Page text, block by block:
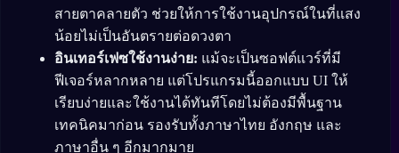
สายตาคลายตัว ช่วยให้การใช้งานอุปกรณ์ในที่แสง
น้อยไม่เป็นอันตรายต่อดวงตา
อินเทอร์เฟซใช้งานง่าย: แม้จะเป็นซอฟต์แวร์ที่มี
ฟีเจอร์หลากหลาย แต่โปรแกรมนี้ออกแบบ UI ให้
เรียบง่ายและใช้งานได้ทันทีโดยไม่ต้องมีพื้นฐาน
เทคนิคมาก่อน รองรับทั้งภาษาไทย อังกฤษ และ
ภาษาอื่น ๆ อีกมากมาย